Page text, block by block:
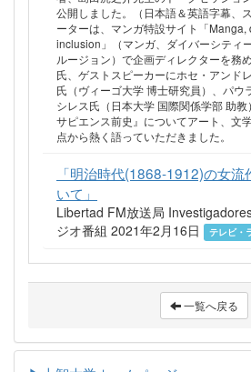
公開しました。（日本語＆英語字幕、
ーターは、マンガ特設サイト「Manga,
inclusion」（マンガ、ダイバーシティ
ルージョン）で企画ディレクターを務
氏、ゲストスピーカーにホセ・アンド
氏（ヴィーゴ大学 博士研究員）、パウ
シレス氏（日本大学 国際関係学部 助教
サピエンス前史』についてアート、文
点から熱く語っていただきました。
「明治時代(1868-1912)の女流
いて」
Libertad FM放送局
ジオ番組 2021年2月16日
テレビ・
一覧へ戻る